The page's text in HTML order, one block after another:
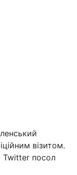
візитом.
Twitter посол